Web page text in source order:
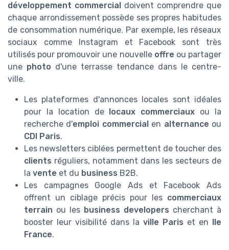
développement commercial
doivent comprendre que
chaque arrondissement possède ses propres habitudes
de consommation numérique. Par exemple, les réseaux
sociaux comme Instagram et Facebook sont très
utilisés pour promouvoir une nouvelle offre ou partager
une photo d'une terrasse tendance dans le centre-
ville.
Les plateformes d'annonces locales sont idéales
pour la location de
locaux commerciaux ou la
recherche d'emploi commercial en alternance ou
CDI Paris.
Les newsletters ciblées permettent de toucher des
clients réguliers, notamment dans les secteurs de
la vente et du business B2B.
Les campagnes Google Ads et Facebook Ads
offrent un ciblage précis pour les commerciaux
terrain ou les business developers cherchant à
booster leur visibilité dans la ville Paris et en
Ile
France.